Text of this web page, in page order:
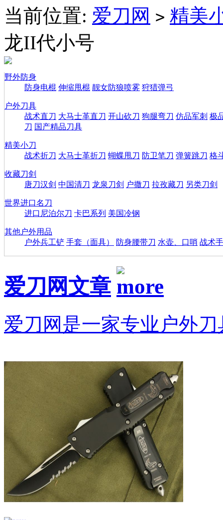
当前位置: 爱刀网 > 精美
龙II代小号
野外防身
防身电棍 伸缩甩棍 靓女防狼喷雾 狩猎弹弓
户外刀具
战术直刀 大马士革直刀 开山砍刀 狗腿弯刀 仿品军刺 极
刀 国产精品刀具
精美小刀
战术折刀 大马士革折刀 蝴蝶甩刀 防卫笔刀 弹簧跳刀 格
收藏刀剑
唐刀汉剑 中国清刀 龙泉刀剑 户撒刀 拉孜藏刀 另类刀剑
世界进口名刀
进口尼泊尔刀 卡巴系列 美国冷钢
其他户外用品
户外兵工铲 手套（面具） 防身腰带刀 水壶、口哨 战术
爱刀网文章
爱刀网是一家专业户外